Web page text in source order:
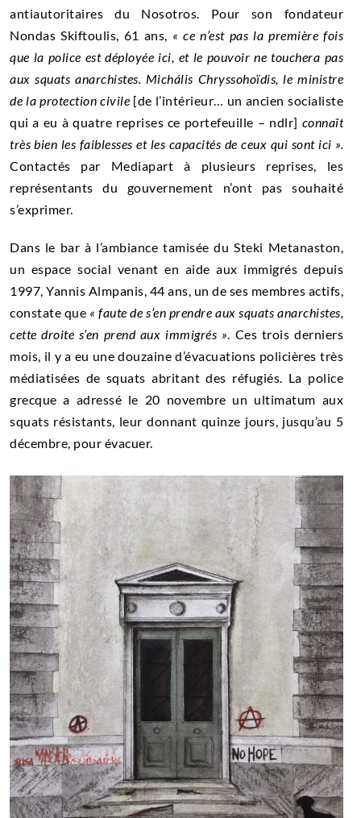
antiautoritaires du Nosotros. Pour son fondateur
Nondas Skiftoulis, 61 ans, « ce n’est pas la première fois
que la police est déployée ici, et le pouvoir ne touchera pas
aux squats anarchistes. Michális Chryssohoïdis, le ministre
de la protection civile [de l’intérieur… un ancien socialiste
qui a eu à quatre reprises ce portefeuille – ndlr] connaît
très bien les faiblesses et les capacités de ceux qui sont ici ».
Contactés par Mediapart à plusieurs reprises, les
représentants du gouvernement n’ont pas souhaité
s’exprimer.
Dans le bar à l’ambiance tamisée du Steki Metanaston,
un espace social venant en aide aux immigrés depuis
1997, Yannis Almpanis, 44 ans, un de ses membres actifs,
constate que « faute de s’en prendre aux squats anarchistes,
cette droite s’en prend aux immigrés ». Ces trois derniers
mois, il y a eu une douzaine d’évacuations policières très
médiatisées de squats abritant des réfugiés. La police
grecque a adressé le 20 novembre un ultimatum aux
squats résistants, leur donnant quinze jours, jusqu’au 5
décembre, pour évacuer.